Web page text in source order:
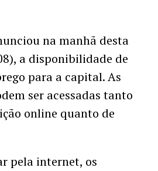
na manhã desta
a disponibilidade de
para a capital. As
ser acessadas tanto
online quanto de
pela internet, os